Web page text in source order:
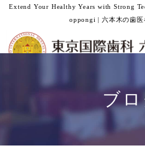
Extend Your Healthy Years with Strong
oppongi | 六本木の歯医
ブ